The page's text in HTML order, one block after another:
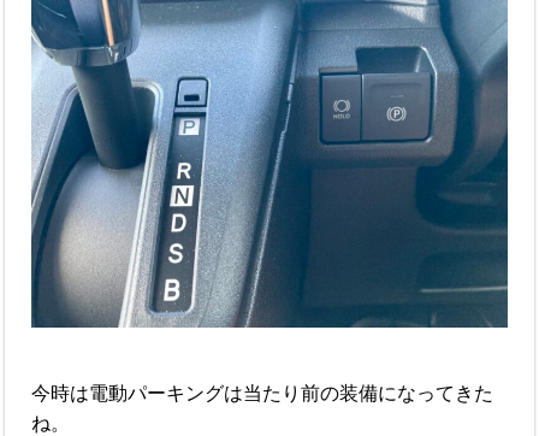
今時は電動パーキングは当たり前の装備になってきた
ね。